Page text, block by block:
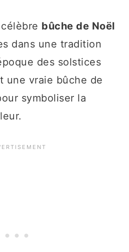
bûche de Noël
dans une tradition
des solstices
une vraie bûche de
symboliser la